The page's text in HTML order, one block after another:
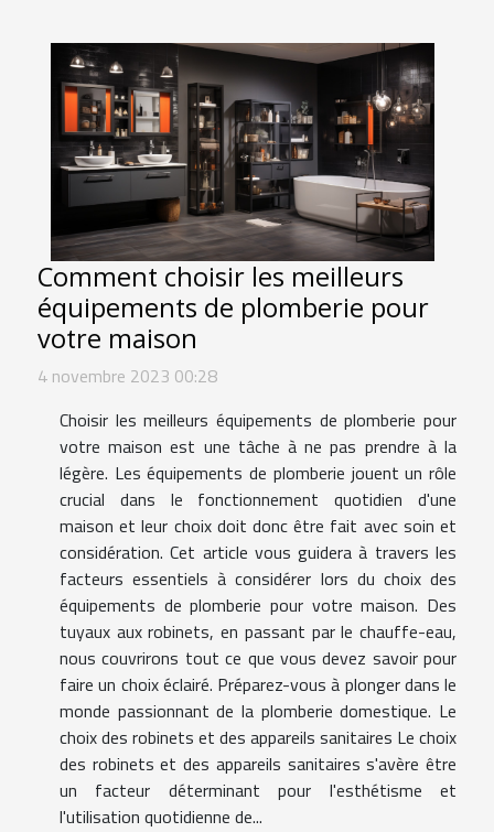
Comment choisir les meilleurs
équipements de plomberie pour
votre maison
4 novembre 2023 00:28
Choisir les meilleurs équipements de plomberie pour
votre maison est une tâche à ne pas prendre à la
légère. Les équipements de plomberie jouent un rôle
crucial dans le fonctionnement quotidien d'une
maison et leur choix doit donc être fait avec soin et
considération. Cet article vous guidera à travers les
facteurs essentiels à considérer lors du choix des
équipements de plomberie pour votre maison. Des
tuyaux aux robinets, en passant par le chauffe-eau,
nous couvrirons tout ce que vous devez savoir pour
faire un choix éclairé. Préparez-vous à plonger dans le
monde passionnant de la plomberie domestique. Le
choix des robinets et des appareils sanitaires Le choix
des robinets et des appareils sanitaires s'avère être
un facteur déterminant pour l'esthétisme et
l'utilisation quotidienne de...